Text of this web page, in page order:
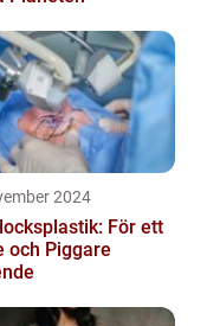
2024
För ett
och Piggare